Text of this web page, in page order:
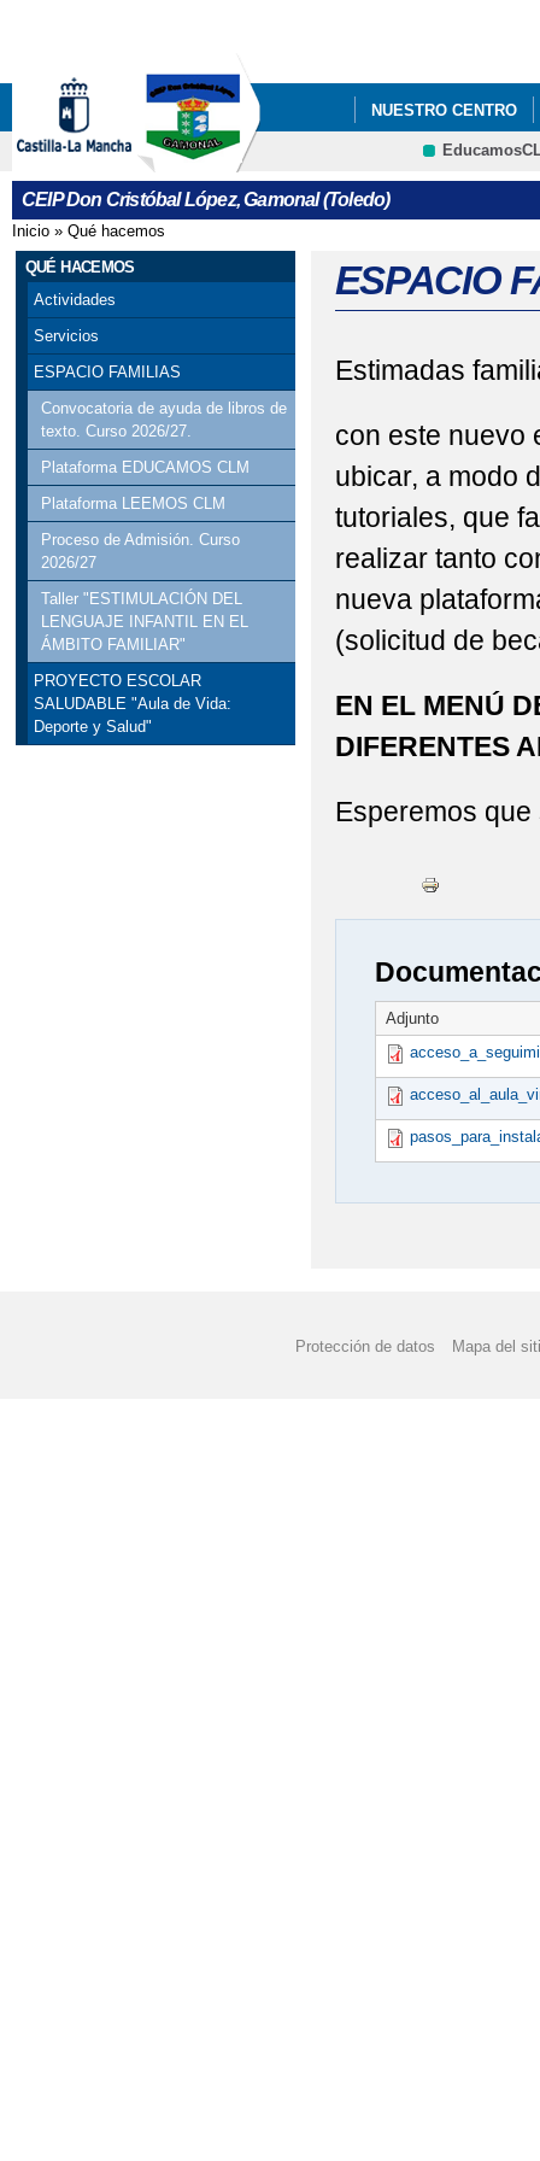
NUESTRO CENTRO
P. VIII ACTIVIDADES
CEIP Don Cristóbal López, Gamonal (Toledo)
Se encuentra usted aquí
Inicio » Qué hacemos
QUÉ HACEMOS
Actividades
Servicios
ESPACIO FAMILIAS
Convocatoria de ayuda de libros de
texto. Curso 2026/27.
Plataforma EDUCAMOS CLM
Plataforma LEEMOS CLM
Proceso de Admisión. Curso
2026/27
Taller "ESTIMULACIÓN DEL
LENGUAJE INFANTIL EN EL
ÁMBITO FAMILIAR"
PROYECTO ESCOLAR
SALUDABLE "Aula de Vida:
Deporte y Salud"
ESPACIO
Estimadas
con este nuevo
ubicar, a modo
tutoriales, que
realizar tanto
nueva
(solicitud de
EN EL MENÚ
DIFERENTES
Esperemos
Adjunto
Protección de datos Mapa del